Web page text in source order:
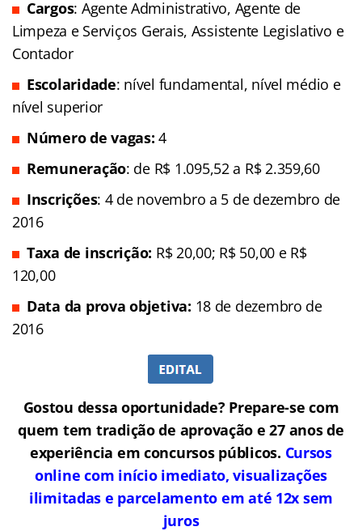
Cargos: Agente Administrativo, Agente de
Limpeza e Serviços Gerais, Assistente Legislativo e
Contador
Escolaridade: nível fundamental, nível médio e
nível superior
Número de vagas:4
Remuneração: de R$ 1.095,52 a R$ 2.359,60
Inscrições: 4 de novembro a 5 de dezembro de
2016
Taxa de inscrição: R$ 20,00; R$ 50,00 e R$
120,00
Data da prova objetiva: 18 de dezembro de
2016
Gostou dessa oportunidade? Prepare-se com
quem tem tradição de aprovação e 27 anos de
experiência em concursos públicos. Cursos
online com início imediato, visualizações
ilimitadas e parcelamento em até 12x sem
juros